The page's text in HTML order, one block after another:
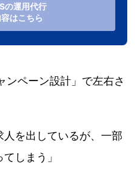
の運用代行
はこちら
ンペーン設計」で左右さ
人を出しているが、一部
しまう」